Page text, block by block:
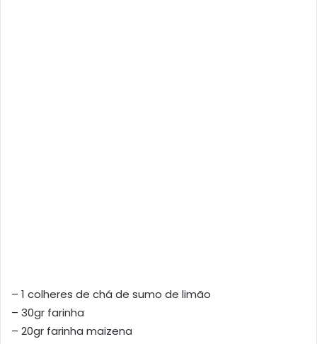
– 1 colheres de chá de sumo de limão
– 30gr farinha
– 20gr farinha maizena